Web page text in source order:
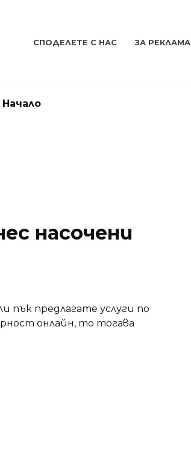
СПОДЕЛЕТЕ С НАС ЗА РЕКЛАМА
Начало
насочени
пък предлагате услуги по
онлайн, то тогава